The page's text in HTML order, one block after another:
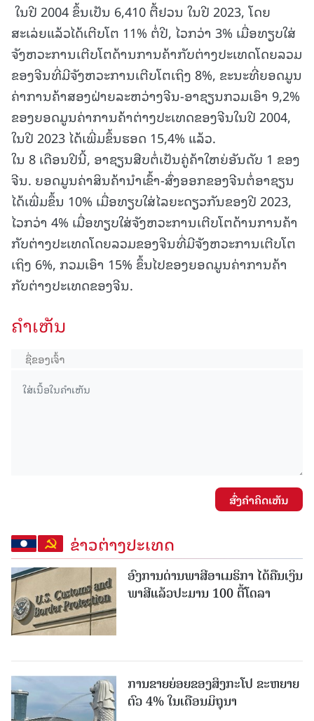
ໃນປີ 2004 ຂຶ້ນເປັນ 6,410 ຕື້ຢວນ ໃນປີ 2023, ໂດຍ
ສະເລ່ຍແລ້ວໄດ້ເຕີບໂຕ 11% ຕໍ່ປີ, ໄວກວ່າ 3% ເມື່ອທຽບໃສ່
ຈັງຫວະການເຕີບໂຕດ້ານການຄ້າກັບຕ່າງປະເທດໂດຍລວມ
ຂອງຈີນທີ່ມີຈັງຫວະການເຕີບໂຕເຖິງ 8%, ຂະນະທີ່ຍອດມູນ
ຄ່າການຄ້າສອງຝ່າຍລະຫວ່າງຈີນ-ອາຊຽນກວມເອົາ 9,2%
ຂອງຍອດມູນຄ່າການຄ້າຕ່າງປະເທດຂອງຈີນໃນປີ 2004,
ໃນປີ 2023 ໄດ້ເພີ່ມຂຶ້ນຮອດ 15,4% ແລ້ວ.
ໃນ 8 ເດືອນປີນີ້, ອາຊຽນສືບຕໍ່ເປັນຄູ່ຄ້າໃຫຍ່ອັນດັບ 1 ຂອງ
ຈີນ. ຍອດມູນຄ່າສິນຄ້ານໍາເຂົ້າ-ສົ່ງອອກຂອງຈີນຕໍ່ອາຊຽນ
ໄດ້ເພີ່ມຂຶ້ນ 10% ເມື່ອທຽບໃສ່ໄລຍະດຽວກັນຂອງປີ 2023,
ໄວກວ່າ 4% ເມື່ອທຽບໃສ່ຈັງຫວະການເຕີບໂຕດ້ານການຄ້າ
ກັບຕ່າງປະເທດໂດຍລວມຂອງຈີນທີ່ມີຈັງຫວະການເຕີບໂຕ
ເຖິງ 6%, ກວມເອົາ 15% ຂຶ້ນໄປຂອງຍອດມູນຄ່າການຄ້າ
ກັບຕ່າງປະເທດຂອງຈີນ.
ຄໍາເຫັນ
ສົ່ງຄໍາຄິດເຫັນ
ຂ່າວຕ່າງປະເທດ
ອົງການດ່ານພາສີອາເມຣິກາ ໄດ້ຄືນເງິນ
ພາສີແລ້ວປະມານ 100 ຕື້ໂດລາ
ການຂາຍຍ່ອຍຂອງສິງກະໂປ ຂະຫຍາຍ
ຕົວ 4% ໃນເດືອນມິຖຸນາ